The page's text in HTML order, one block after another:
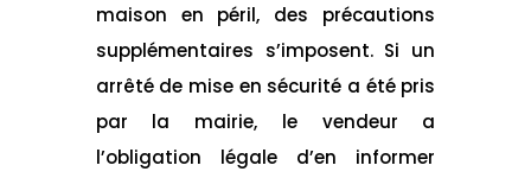
maison en péril, des précautions
supplémentaires s’imposent. Si un
arrêté de mise en sécurité a été pris
par la mairie, le vendeur a
l’obligation légale d’en informer